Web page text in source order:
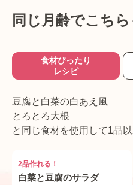
同じ月齢でこち
食材ぴったり
レシピ
豆腐と白菜の白あえ風
とろとろ大根
と同じ食材を使用して1品
2品作れる！
白菜と豆腐のサラダ